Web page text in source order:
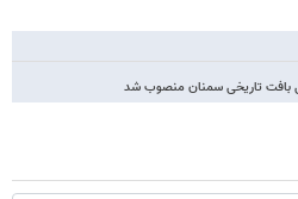
بافت تاریخی سمنان منصوب شد